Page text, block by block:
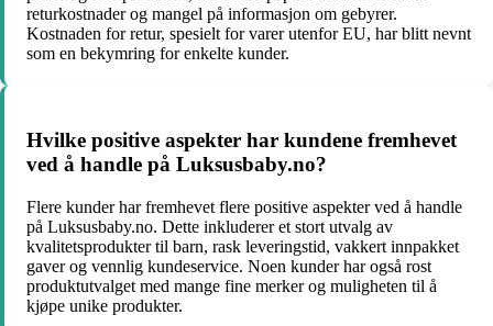
returkostnader og mangel på informasjon om gebyrer.
Kostnaden for retur, spesielt for varer utenfor EU, har blitt nevnt
som en bekymring for enkelte kunder.
Hvilke positive aspekter har kundene fremhevet
ved å handle på Luksusbaby.no?
Flere kunder har fremhevet flere positive aspekter ved å handle
på Luksusbaby.no. Dette inkluderer et stort utvalg av
kvalitetsprodukter til barn, rask leveringstid, vakkert innpakket
gaver og vennlig kundeservice. Noen kunder har også rost
produktutvalget med mange fine merker og muligheten til å
kjøpe unike produkter.